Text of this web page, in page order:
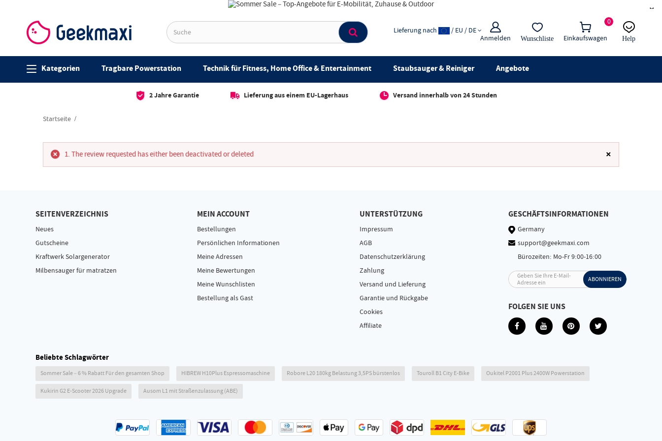
×
0
Einkaufswagen
Anmelden Wunschliste
Lieferung nach / EU / DE
Help
Kategorien Tragbare Powerstation Technik für Fitness, Home Office & Entertainment Staubsauger & Reiniger Angebote
2 Jahre Garantie Lieferung aus einem EU-Lagerhaus Versand innerhalb von 24 Stunden
Startseite
×
The review requested has either been deactivated or deleted
SEITENVERZEICHNIS
Neues
Gutscheine
Kraftwerk Solargenerator
Milbensauger für matratzen
MEIN ACCOUNT
Bestellungen
Persönlichen Informationen
Meine Adressen
Meine Bewertungen
Meine Wunschlisten
Bestellung als Gast
UNTERSTÜTZUNG
Impressum
AGB
Datenschutzerklärung
Zahlung
Versand und Lieferung
Garantie und Rückgabe
Cookies
Affiliate
GESCHÄFTSINFORMATIONEN
Germany
support@geekmaxi.com
Bürozeiten: Mo-Fr 9:00-16:00
Geben Sie Ihre E-Mail-
Adresse ein
ABONNIEREN
FOLGEN SIE UNS
Beliebte Schlagwörter
Sommer Sale – 6 % Rabatt Für den gesamten Shop HIBREW H10Plus Espressomaschine Robore L20 180kg Belastung 3,5PS bürstenlos Touroll B1 City E-Bike Oukitel P2001 Plus 2400W Powerstation
Kukirin G2 E-Scooter 2026 Upgrade Ausom L1 mit Straßenzulassung (ABE)